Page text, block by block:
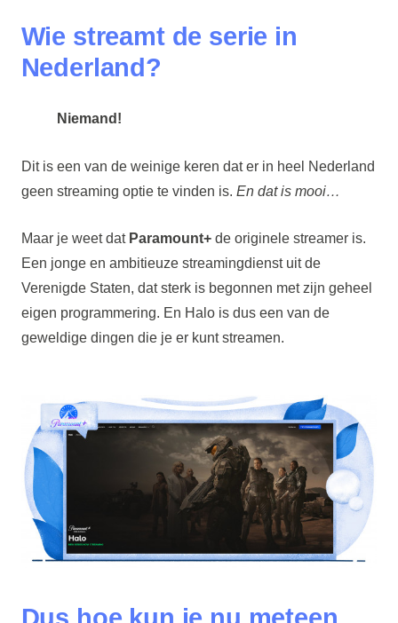
Wie streamt de serie in
Nederland?
Niemand!
Dit is een van de weinige keren dat er in heel Nederland
geen streaming optie te vinden is. En dat is mooi…
Maar je weet dat Paramount+de originele streamer is.
Een jonge en ambitieuze streamingdienst uit de
Verenigde Staten, dat sterk is begonnen met zijn geheel
eigen programmering. En Halo is dus een van de
geweldige dingen die je er kunt streamen.
Dus hoe kun je nu meteen